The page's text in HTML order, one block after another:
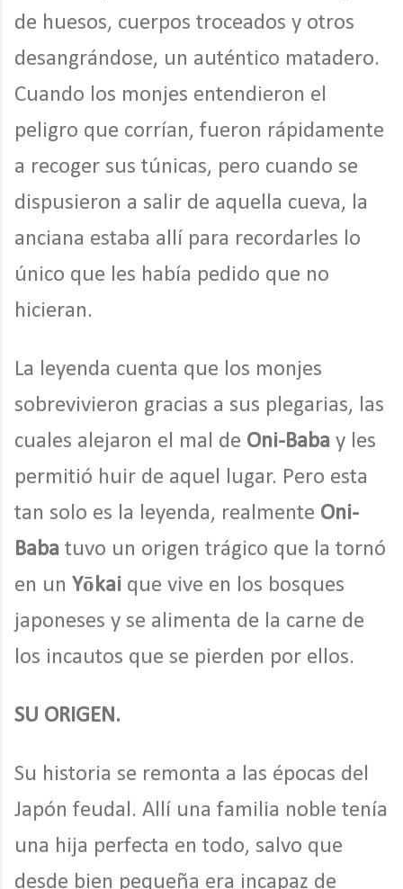
de huesos, cuerpos troceados y otros
desangrándose, un auténtico matadero.
Cuando los monjes entendieron el
peligro que corrían, fueron rápidamente
a recoger sus túnicas, pero cuando se
dispusieron a salir de aquella cueva, la
anciana estaba allí para recordarles lo
único que les había pedido que no
hicieran.
La leyenda cuenta que los monjes
sobrevivieron gracias a sus plegarias, las
cuales alejaron el mal de Oni-Baba y les
permitió huir de aquel lugar. Pero esta
tan solo es la leyenda, realmente Oni-
Baba tuvo un origen trágico que la tornó
en un Yōkai que vive en los bosques
japoneses y se alimenta de la carne de
los incautos que se pierden por ellos.
SU ORIGEN.
Su historia se remonta a las épocas del
Japón feudal. Allí una familia noble tenía
una hija perfecta en todo, salvo que
desde bien pequeña era incapaz de